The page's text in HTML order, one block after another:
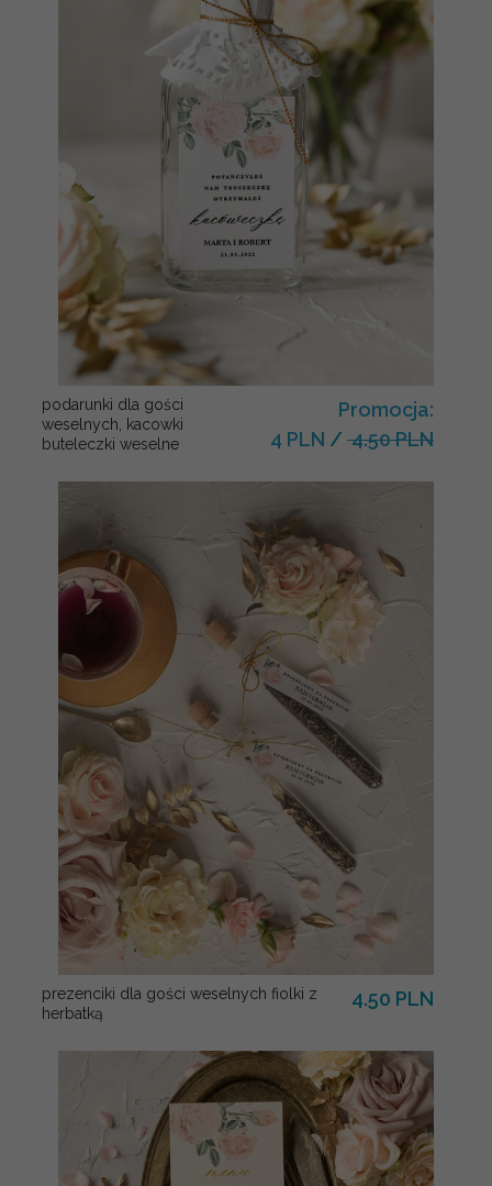
podarunki dla gości
weselnych, kacowki
buteleczki weselne
Promocja:
4 PLN / 4.50 PLN
prezenciki dla gości weselnych fiolki z
herbatką
4.50 PLN